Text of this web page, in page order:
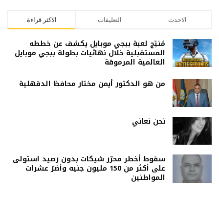
الاكثر قراءة التعليقات الاحدث
مُنتِج لعبة ببجي موبايل يكشف عن خططه
المستقبلية خلال نهائيات بطولة ببجي موبايل
العالمية المرموقة
من هو الدكتور أيمن مختار محافظ الدقهلية
نحن نعاني
سقوط أخطر محرّر شيكات بدون رصيد استولى
على أكثر من 150 مليون جنيه وأضرّ عشرات
المواطنين